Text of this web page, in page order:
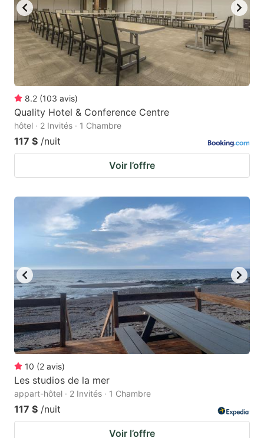
8.2 (103 avis)
Quality Hotel & Conference Centre
hôtel · 2 Invités · 1 Chambre
117 $ /nuit
Voir l’offre
10 (2 avis)
Les studios de la mer
appart-hôtel · 2 Invités · 1 Chambre
117 $ /nuit
Voir l’offre